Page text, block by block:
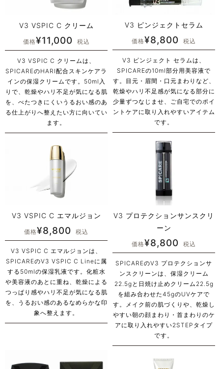
V3 VSPIC C クリーム
価格¥11,000 税込
V3 VSPIC C クリームは、
SPICAREのHARI配合スキンケアラ
インの保湿クリームです。50ml入
りで、乾燥やハリ不足が気になる肌
を、べたつきにくいうるおい感のあ
る仕上がりへ整えたい方に向いてい
ます。
V3 ピンジェクトセラム
価格¥8,800 税込
V3 ピンジェクト セラムは、
SPICAREの10ml部分用美容液で
す。目元・眉間・口元まわりなど、
乾燥やハリ不足感が気になる部分に
少量ずつなじませ、ご自宅でのポイ
ントケアに取り入れやすいアイテム
です。
V3 VSPIC C エマルジョン
価格¥8,800 税込
V3 VSPIC C エマルジョンは、
SPICAREのV3 VSPIC C Lineに属
する50mlの保湿乳液です。化粧水
や美容液のあとに重ね、乾燥による
つっぱり感やハリ不足が気になる肌
を、うるおい感のあるなめらかな印
象へ整えます。
V3 プロテクションサンスクリ
ーン
価格¥8,800 税込
SPICAREのV3 プロテクションサ
ンスクリーンは、保湿クリーム
22.5gと日焼け止めクリーム22.5g
を組み合わせた45gのUVケアで
す。メイク前の肌づくりや、乾燥し
やすい朝の顔まわり・首まわりのケ
アに取り入れやすい2STEPタイプ
です。